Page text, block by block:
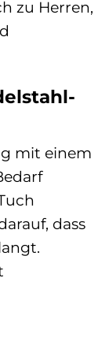
zu Herren,
mit einem
dass